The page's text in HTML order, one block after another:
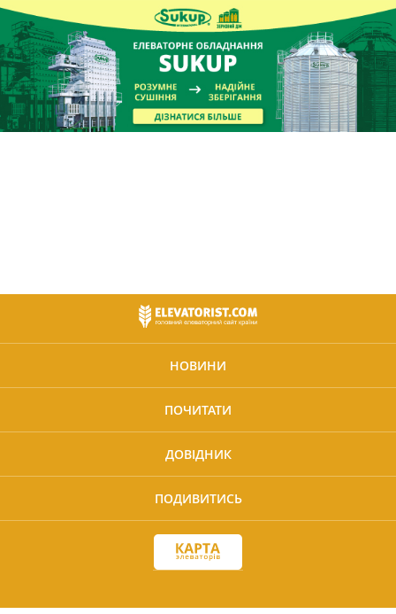
НОВИНИ
ПОЧИТАТИ
ДОВІДНИК
ПОДИВИТИСЬ